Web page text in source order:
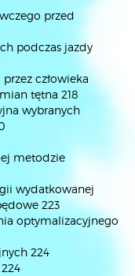
przed
podczas jazdy
człowieka
tętna 218
wybranych
metodzie
wydatkowanej
223
optymalizacyjnego
224